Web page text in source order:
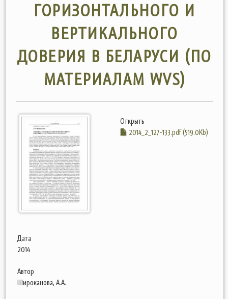
ГОРИЗОНТАЛЬНОГО И
ВЕРТИКАЛЬНОГО
ДОВЕРИЯ В БЕЛАРУСИ (ПО
МАТЕРИАЛАМ WVS)
Открыть
2014_2_127-133.pdf (519.0Kb)
Дата
2014
Автор
Широканова, А.А.